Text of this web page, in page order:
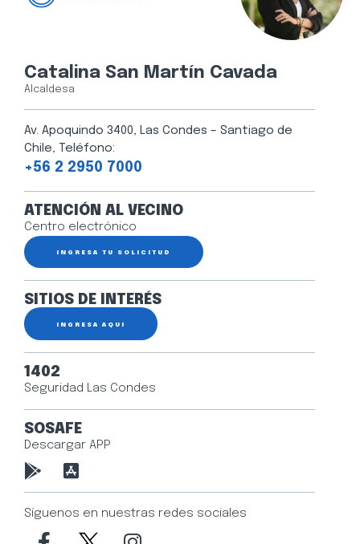
Catalina San Martín Cavada
Alcaldesa
Av. Apoquindo 3400, Las Condes – Santiago de
Chile, Teléfono:
+56 2 2950 7000
ATENCIÓN AL VECINO
Centro electrónico
INGRESA TU SOLICITUD
SITIOS DE INTERÉS
INGRESA AQUÍ
1402
Seguridad Las Condes
SOSAFE
Descargar APP
Síguenos en nuestras redes sociales